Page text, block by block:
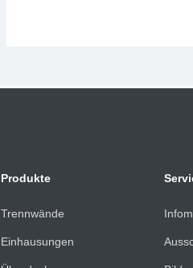
Produkte
Trennwände
Einhausungen